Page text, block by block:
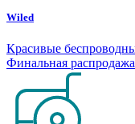
Wiled
Красивые
Финальная